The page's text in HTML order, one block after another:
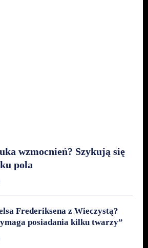
wzmocnień? Szykują się
pola
Frederiksena z Wieczystą?
posiadania kilku twarzy”